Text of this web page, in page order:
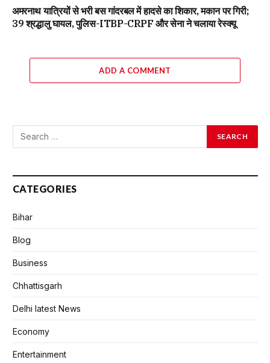
अमरनाथ यात्रियों से भरी बस गांदरबल में हादसे का शिकार, मकान पर गिरी;
39 श्रद्धालु घायल, पुलिस-ITBP-CRPF और सेना ने चलाया रेस्क्यू
ADD A COMMENT
CATEGORIES
Bihar
Blog
Business
Chhattisgarh
Delhi latest News
Economy
Entertainment